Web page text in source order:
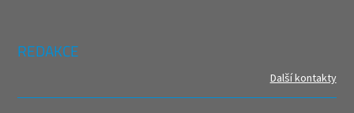
REDAKCE
Další kontakty